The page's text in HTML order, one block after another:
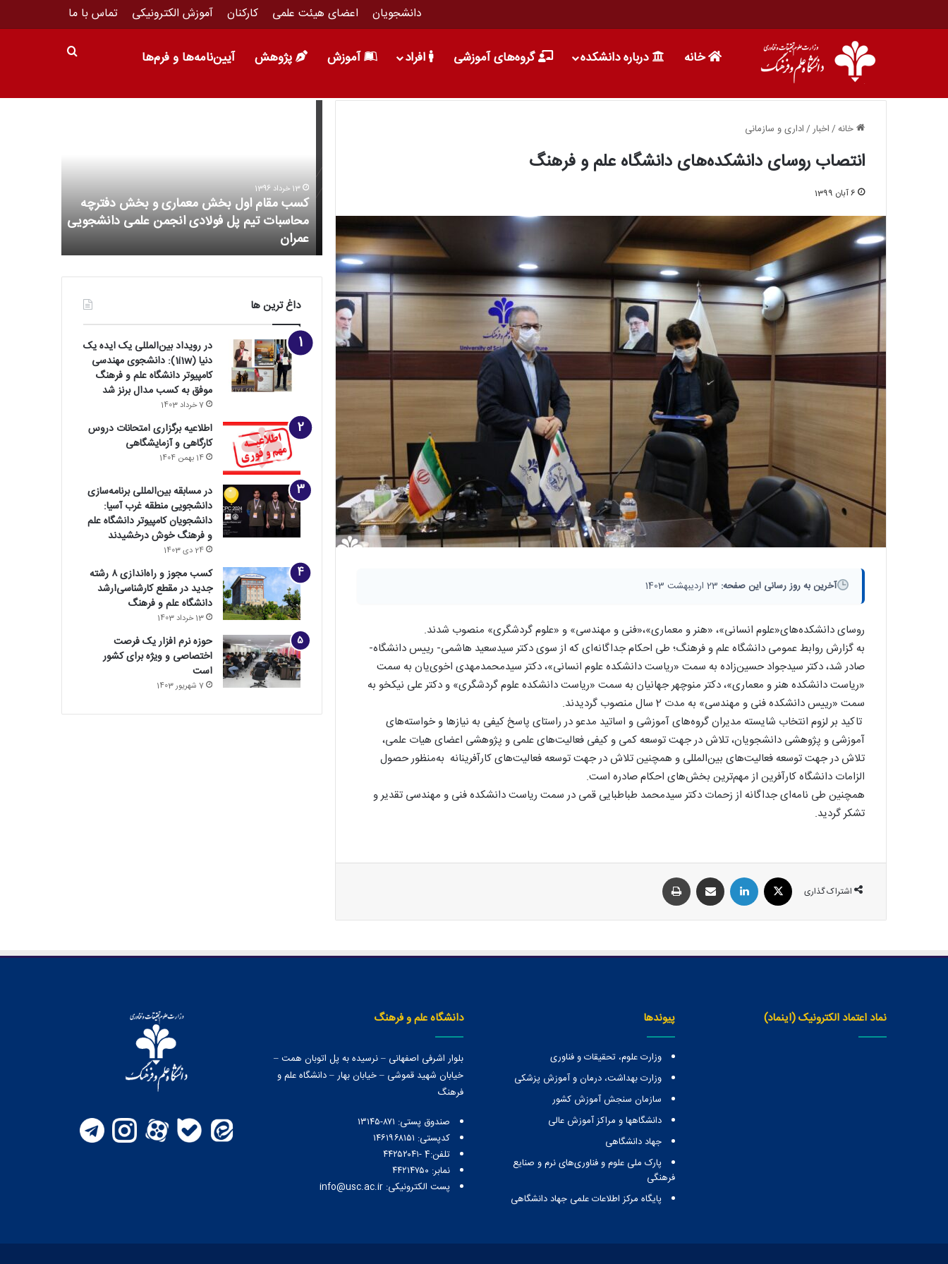
دانشجویان اعضای هیئت علمی کارکنان آموزش الکترونیکی تماس با ما
خانه درباره دانشکده گروه‌های آموزشی افراد آموزش پژوهش آیین‌نامه‌ها و فرم‌ها
خانه/اخبار/اداری و سازمانی
انتصاب روسای دانشکده‌های دانشگاه علم و فرهنگ
6 آبان 1399
آخرین به روز رسانی این صفحه:
روسای دانشکده‌های«علوم انسانی»، «هنر و معماری»،«فنی و مهندسی» و «علوم گردشگری» منصوب شدند.
به گزارش روابط عمومی دانشگاه علم و فرهنگ؛ طی احکام جداگانه‌ای که از سوی دکتر سیدسعید هاشمی- رییس دانشگاه-
صادر شد، دکتر سیدجواد حسین‌زاده به سمت «ریاست دانشکده علوم انسانی»، دکتر سیدمحمد‌مهدی اخوی‌یان به سمت
«ریاست دانشکده هنر و معماری»، دکتر منوچهر جهانیان به سمت «ریاست دانشکده علوم گردشگری» و دکتر علی نیکخو به
سمت «رییس دانشکده فنی و مهندسی» به مدت 2 سال منصوب گردیدند.
تاکید بر لزوم انتخاب شایسته مدیران گروه‌های آموزشی و اساتید مدعو در راستای پاسخ کیفی به نیازها و خواسته‌های
آموزشی و پژوهشی دانشجویان، تلاش در جهت توسعه کمی و کیفی فعالیت‌های علمی و پژوهشی اعضای هیات علمی،
تلاش در جهت توسعه فعالیت‌های بین‌المللی و همچنین تلاش در جهت توسعه فعالیت‌های کارآفرینانه به‌منظور حصول
الزامات دانشگاه کارآفرین از مهم‌ترین بخش‌های احکام صادره است.
همچنین طی نامه‌ای جداگانه از زحمات دکتر سیدمحمد طباطبایی قمی در سمت ریاست دانشکده فنی و مهندسی تقدیر و
تشکر گردید.
اشتراک گذاری
و تکنولوژی
8 اسفند 1395
سمینار آشنایی با گرایش های مهندسی مکانیک
نشست خبری سومین کنفرانس بین المللی وب
13 خرداد 1396
کسب مقام اول بخش معماری و بخش دفترچه
محاسبات تیم پل فولادی انجمن علمی دانشجویی
عمران
داغ ترین ها
در رویداد بین‌المللی یک ایده یک
دنیا (1i1w): دانشجوی مهندسی
کامپیوتر دانشگاه علم و فرهنگ
موفق به کسب مدال برنز شد
7 خرداد 1403
اطلاعیه برگزاری امتحانات دروس
کارگاهی و آزمایشگاهی
14 بهمن 1404
در مسابقه بین‌المللی برنامه‌سازی
دانشجویی منطقه غرب آسیا:
دانشجویان کامپیوتر دانشگاه علم
و فرهنگ خوش درخشیدند
24 دی 1403
کسب مجوز و راه‌اندازی ۸ رشته
جدید در مقطع کارشناسی‌ارشد
دانشگاه علم و فرهنگ
13 خرداد 1403
حوزه نرم افزار یک فرصت
اختصاصی و ویژه برای کشور
است
7 شهریور 1403
نماد اعتماد الکترونیک (اینماد) پیوندها
وزارت علوم، تحقیقات و فناوری
وزارت بهداشت، درمان و آموزش پزشکی
سازمان سنجش آموزش کشور
دانشگاهها و مراكز آموزش عالی
جهاد دانشگاهی
پارک ملی علوم و فناوری‌های نرم و صنایع
فرهنگی
پایگاه مرکز اطلاعات علمی جهاد دانشگاهی
دانشگاه علم و فرهنگ
بلوار اشرفی اصفهانی – نرسیده به پل اتوبان همت –
خیابان شهید قموشی – خیابان بهار – دانشگاه علم و
فرهنگ
صندوق پستی:‌ ۸۷۱-۱۳۱۴۵
کدپستی: ۱۴۶۱۹۶۸۱۵۱
تلفن:4 -۴۴۲۵۲۰۴۱
نمابر: ۴۴۲۱۴۷۵۰
پست الکترونیکی: info@usc.ac.ir